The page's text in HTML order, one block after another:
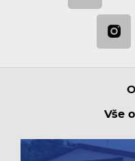
Vše